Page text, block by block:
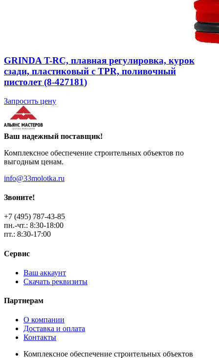
GRINDA T-RC, плавная регулировка, курок
сзади, пластиковый с TPR, поливочный
пистолет (8-427181)
Запросить цену
Ваш надежный поставщик!
Комплексное обеспечение строительных объектов по
выгодным ценам.
info@33molotka.ru
Звоните!
+7 (495) 787-43-85
пн.-чт.: 8:30-18:00
пт.: 8:30-17:00
Сервис
Ваш аккаунт
Скачать реквизиты
Партнерам
О компании
Доставка и оплата
Контакты
Комплексное обеспечение строительных объектов